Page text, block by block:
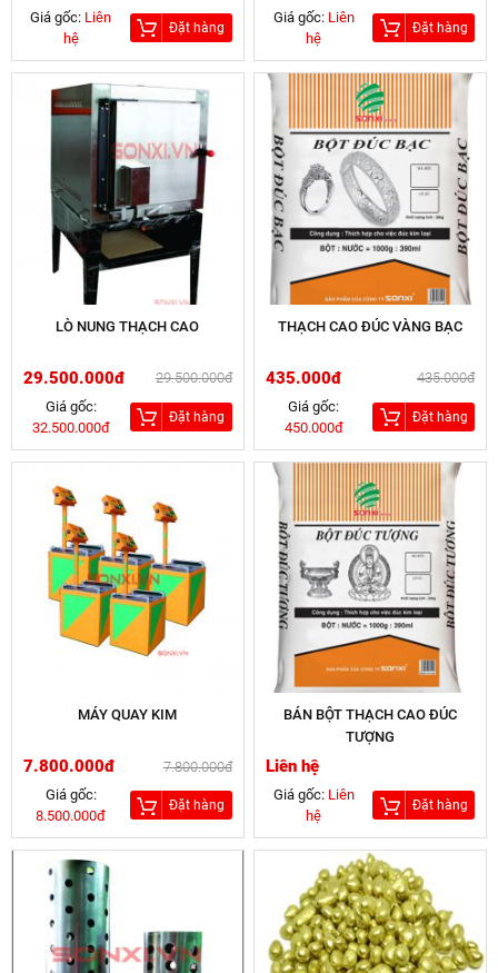
Giá gốc: Liên
hệ
Đặt hàng
Giá gốc: Liên
hệ
Đặt hàng
LÒ NUNG THẠCH CAO
29.500.000đ
29.500.000đ
Giá gốc:
32.500.000đ
Đặt hàng
THẠCH CAO ĐÚC VÀNG BẠC
435.000đ
435.000đ
Giá gốc:
450.000đ
Đặt hàng
MÁY QUAY KIM
7.800.000đ
7.800.000đ
Giá gốc:
8.500.000đ
Đặt hàng
BÁN BỘT THẠCH CAO ĐÚC
TƯỢNG
Liên hệ
Giá gốc: Liên
hệ
Đặt hàng